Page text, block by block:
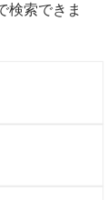
検索できま